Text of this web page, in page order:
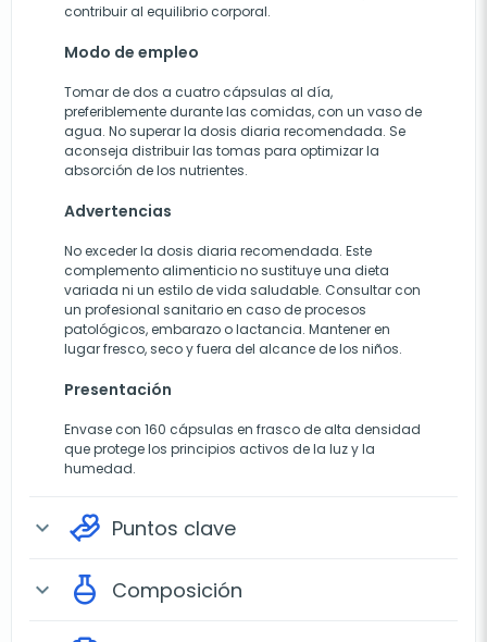
contribuir al equilibrio corporal.
Modo de empleo
Tomar de dos a cuatro cápsulas al día,
preferiblemente durante las comidas, con un vaso de
agua. No superar la dosis diaria recomendada. Se
aconseja distribuir las tomas para optimizar la
absorción de los nutrientes.
Advertencias
No exceder la dosis diaria recomendada. Este
complemento alimenticio no sustituye una dieta
variada ni un estilo de vida saludable. Consultar con
un profesional sanitario en caso de procesos
patológicos, embarazo o lactancia. Mantener en
lugar fresco, seco y fuera del alcance de los niños.
Presentación
Envase con 160 cápsulas en frasco de alta densidad
que protege los principios activos de la luz y la
humedad.
expand_more Puntos clave
expand_more Composición